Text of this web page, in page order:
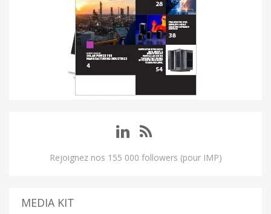
Rejoignez nos 155 000 followers (pour IMP)
MEDIA KIT